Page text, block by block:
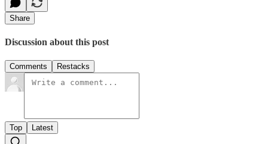
Share
Discussion about this post
Comments Restacks
Top Latest